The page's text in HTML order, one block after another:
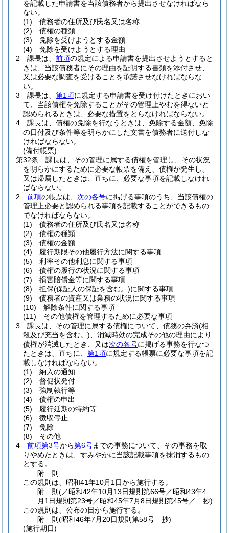
を記載した申請書を当該債務者から提出させなければなら
ない。
(1)
債務者の住所及び氏名又は名称
(2)
債権の種類
(3)
免除を受けようとする金額
(4)
免除を受けようとする理由
2
課長は、 前項の規定による申請書を提出させようとすると
きは、当該債務者にその理由を証明する書類を添付させ、
又は必要な調査を受けることを承諾させなければならな
い。
3
課長は、 第1項に規定する申請書を受け付けたときにおい
て、当該債権を免除することがその管理上やむを得ないと
認められるときは、必要な措置をとらなければならない。
4
課長は、債権の免除を行なうときは、免除する金額、免除
の日付及び条件等を明らかにした文書を債務者に送付しな
ければならない。
(備付帳票)
第32条
課長は、その管理に属する債権を管理し、その状況
を明らかにするために必要な帳票を備え、債権が発生し、
又は帰属したときは、直ちに、必要な事項を記載しなけれ
ばならない。
2
前項の帳票は、 次の各号に掲げる事項のうち、当該債権の
管理上必要と認められる事項を記載することができるもの
でなければならない。
(1)
債務者の住所及び氏名又は名称
(2)
債権の種類
(3)
債権の金額
(4)
履行期限その他履行方法に関する事項
(5)
利率その他利息に関する事項
(6)
債権の履行の状況に関する事項
(7)
損害賠償金等に関する事項
(8)
担保(保証人の保証を含む。)に関する事項
(9)
債務者の資産又は業務の状況に関する事項
(10)
解除条件に関する事項
(11)
その他債権を管理するために必要な事項
3
課長は、その管理に属する債権について、債務の弁済(相
殺及び充当を含む。) 、消滅時効の完成その他の理由により
債権が消滅したとき、又は次の各号に掲げる事務を行なつ
たときは、直ちに、 第1項に規定する帳票に必要な事項を記
載しなければならない。
(1)
納入の通知
(2)
督促状発付
(3)
強制執行等
(4)
債権の申出
(5)
履行延期の特約等
(6)
徴収停止
(7)
免除
(8)
その他
4
前項第3号から第6号までの事務について、その事務を取
りやめたときは、すみやかに当該記載事項を抹消するもの
とする。
附 則
この規則は、昭和41年10月1日から施行する。
附 則(／昭和42年10月13日規則第66号／昭和43年4
月1日規則第23号／昭和45年7月8日規則第45号／ 抄)
この規則は、公布の日から施行する。
附 則(昭和46年7月20日規則第58号 抄)
(施行期日)